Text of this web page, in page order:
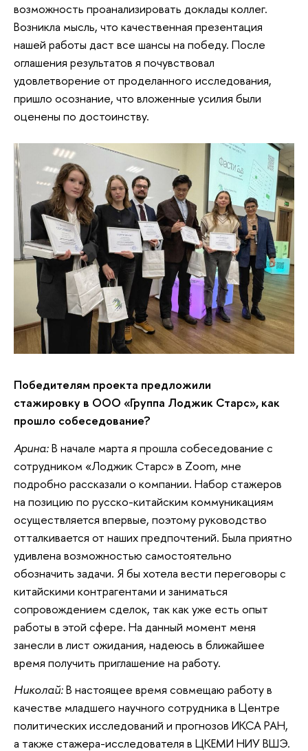
возможность проанализировать доклады коллег.
Возникла мысль, что качественная презентация
нашей работы даст все шансы на победу. После
оглашения результатов я почувствовал
удовлетворение от проделанного исследования,
пришло осознание, что вложенные усилия были
оценены по достоинству.
Победителям проекта предложили
стажировку в ООО «Группа Лоджик Старс», как
прошло собеседование?
Арина:В начале марта я прошла собеседование с
сотрудником «Лоджик Старс» в Zoom, мне
подробно рассказали о компании. Набор стажеров
на позицию по русско-китайским коммуникациям
осуществляется впервые, поэтому руководство
отталкивается от наших предпочтений. Была приятно
удивлена возможностью самостоятельно
обозначить задачи. Я бы хотела вести переговоры с
китайскими контрагентами и заниматься
сопровождением сделок, так как уже есть опыт
работы в этой сфере. На данный момент меня
занесли в лист ожидания, надеюсь в ближайшее
время получить приглашение на работу.
Николай:В настоящее время совмещаю работу в
качестве младшего научного сотрудника в Центре
политических исследований и прогнозов ИКСА РАН,
а также стажера-исследователя в ЦКЕМИ НИУ ВШЭ.